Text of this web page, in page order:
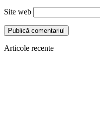
Site web
Articole recente